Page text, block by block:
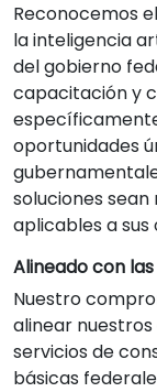
Reconocemos
la inteligencia
del gobierno
capacitación y
oportunidades
soluciones
aplicables a
Alineado con
Nuestro
alinear
servicios de
básicas